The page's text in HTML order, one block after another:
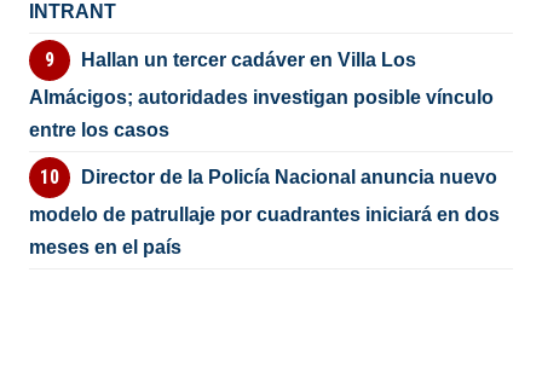
INTRANT
Hallan un tercer cadáver en Villa Los
Almácigos; autoridades investigan posible vínculo
entre los casos
Director de la Policía Nacional anuncia nuevo
modelo de patrullaje por cuadrantes iniciará en dos
meses en el país